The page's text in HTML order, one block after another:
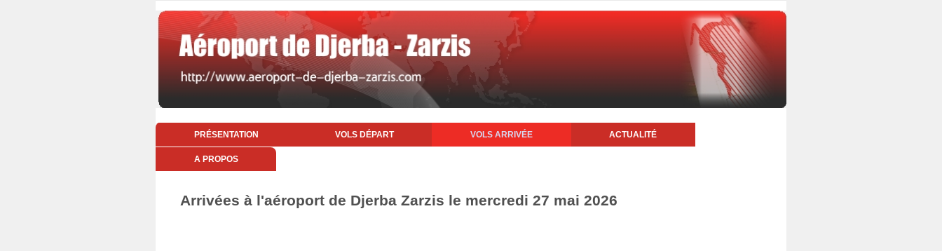
PRÉSENTATION VOLS DÉPART VOLS ARRIVÉE ACTUALITÉ
A PROPOS
Arrivées à l'aéroport de Djerba Zarzis le mercredi 27 mai 2026